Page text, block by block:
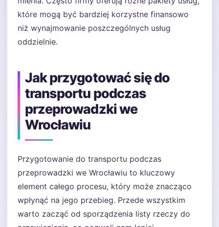
które mogą być bardziej korzystne finansowo
niż wynajmowanie poszczególnych usług
oddzielnie.
Jak przygotować się do
transportu podczas
przeprowadzki we
Wrocławiu
Przygotowanie do transportu podczas
przeprowadzki we Wrocławiu to kluczowy
element całego procesu, który może znacząco
wpłynąć na jego przebieg. Przede wszystkim
warto zacząć od sporządzenia listy rzeczy do